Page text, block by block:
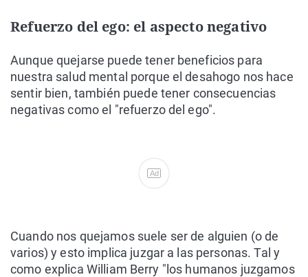
Refuerzo del ego: el aspecto negativo
Aunque quejarse puede tener beneficios para
nuestra salud mental porque el desahogo nos hace
sentir bien, también puede tener consecuencias
negativas como el "refuerzo del ego".
Ad
Cuando nos quejamos suele ser de alguien (o de
varios) y esto implica juzgar a las personas. Tal y
como explica William Berry "los humanos juzgamos